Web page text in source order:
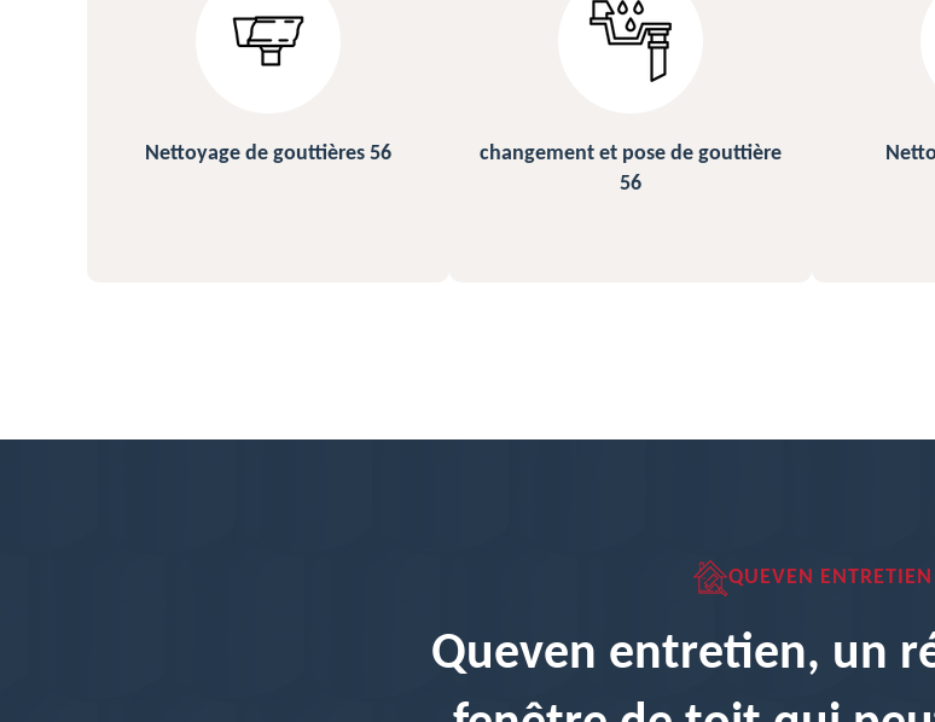
changement et pose de gouttière
Nettoyage de toiture 56 Peinture
QUEVEN ENTRETIEN
Queven entretien, un